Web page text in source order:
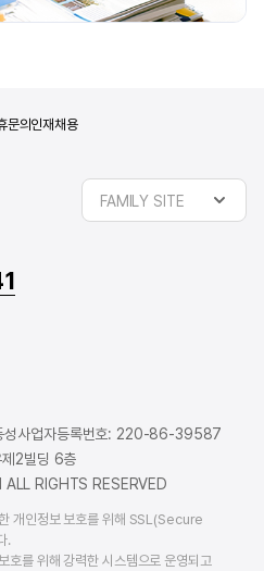
문의 인재채용
FAMILY SITE
사업자등록번호: 220-86-39587
2빌딩 6층
RIGHTS RESERVED
개인정보 보호를 위해 SSL(Secure
.
를 위해 강력한 시스템으로 운영되고